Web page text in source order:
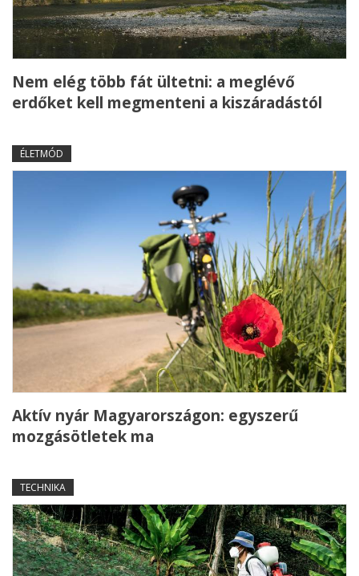
Nem elég több fát ültetni: a meglévő
erdőket kell megmenteni a kiszáradástól
ÉLETMÓD
Aktív nyár Magyarországon: egyszerű
mozgásötletek ma
TECHNIKA